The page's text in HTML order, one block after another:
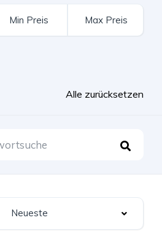
Alle zurücksetzen
Neueste